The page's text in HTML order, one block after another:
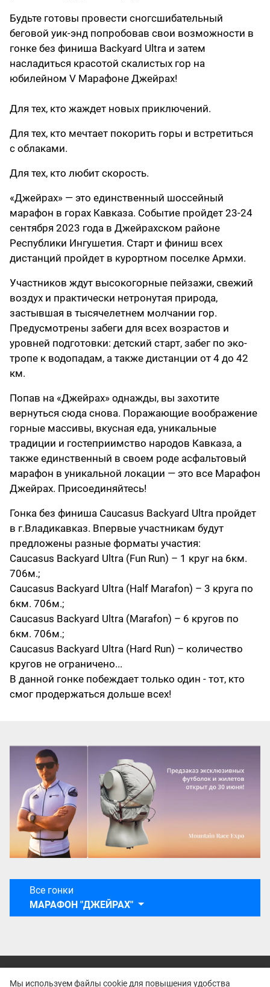
Будьте готовы провести сногсшибательный
беговой уик-энд попробовав свои возможности в
гонке без финиша Backyard Ultra и затем
насладиться красотой скалистых гор на
юбилейном V Марафоне Джейрах!
Для тех, кто жаждет новых приключений.
Для тех, кто мечтает покорить горы и встретиться
с облаками.
Для тех, кто любит скорость.
«Джейрах» — это единственный шоссейный
марафон в горах Кавказа. Событие пройдет 23-24
сентября 2023 года в Джейрахском районе
Республики Ингушетия. Старт и финиш всех
дистанций пройдет в курортном поселке Армхи.
Участников ждут высокогорные пейзажи, свежий
воздух и практически нетронутая природа,
застывшая в тысячелетнем молчании гор.
Предусмотрены забеги для всех возрастов и
уровней подготовки: детский старт, забег по эко-
тропе к водопадам, а также дистанции от 4 до 42
км.
Попав на «Джейрах» однажды, вы захотите
вернуться сюда снова. Поражающие воображение
горные массивы, вкусная еда, уникальные
традиции и гостеприимство народов Кавказа, а
также единственный в своем роде асфальтовый
марафон в уникальной локации — это все Марафон
Джейрах. Присоединяйтесь!
Гонка без финиша Caucasus Backyard Ultra пройдет
в г.Владикавказ. Впервые участникам будут
предложены разные форматы участия:
Caucasus Backyard Ultra (Fun Run) – 1 круг на 6км.
706м.;
Caucasus Backyard Ultra (Half Marafon) – 3 круга по
6км. 706м.;
Caucasus Backyard Ultra (Marafon) – 6 кругов по
6км. 706м.;
Caucasus Backyard Ultra (Hard Run) – количество
кругов не ограничено...
В данной гонке побеждает только один - тот, кто
смог продержаться дольше всех!
Все гонки
МАРАФОН "ДЖЕЙРАХ"
Мы используем файлы cookie для повышения удобства